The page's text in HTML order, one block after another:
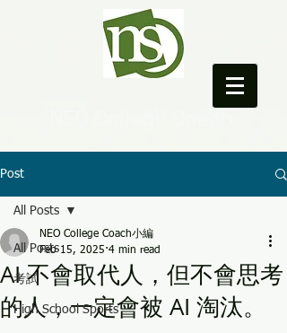
Post
All Posts
考試
High School Sports
All Posts
AI 不會取代人，但不會思考
的人，一定會被 AI 淘汰。
NEO College Coach小編
Feb 15, 2025 4 min read